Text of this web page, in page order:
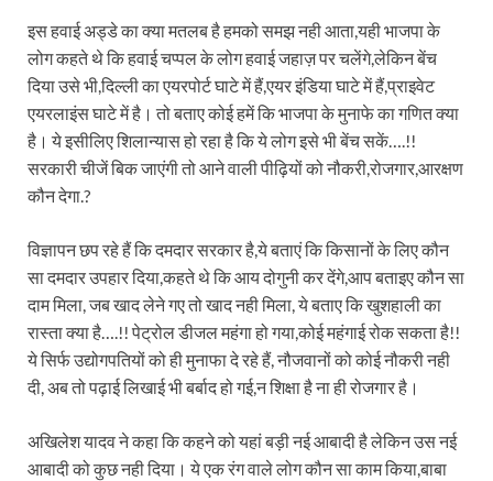
9New Sectoral Policy: 9 नई सेक्टोरल पॉलिसी, एक
संयुक्त निदेशक के एस चौहान ने मुख्यमंत्री को भेंट की अपनी
New haryana Industrial Policy: मुख्यमंत्री नायब सिंह
Baster’s New Picture: बस्तर की नई तस्वीर: मैदान में
Modern Composite Sleepers: एआई की मदद से ट्रैक
Char Dham Yatra Action Plan: चारधाम यात्रा-
Katra Banihal Special Train: कटरा – बनिहाल के
Aerial Survey: सीएम योगी के निर्देश पर उप मुख्यमंत्री व
Big Blueprint for Bastar: बस्तर के लिए बड़ा ब्लूप्रिंट:
इस हवाई अड्डे का क्या मतलब है हमको समझ नही आता,यही भाजपा के
लोग कहते थे कि हवाई चप्पल के लोग हवाई जहाज़ पर चलेंगे,लेकिन बेंच
दिया उसे भी,दिल्ली का एयरपोर्ट घाटे में हैं,एयर इंडिया घाटे में हैं,प्राइवेट
एयरलाइंस घाटे में है। तो बताए कोई हमें कि भाजपा के मुनाफे का गणित क्या
है। ये इसीलिए शिलान्यास हो रहा है कि ये लोग इसे भी बेंच सकें….!!
सरकारी चीजें बिक जाएंगी तो आने वाली पीढ़ियों को नौकरी,रोजगार,आरक्षण
कौन देगा.?
विज्ञापन छप रहे हैं कि दमदार सरकार है,ये बताएं कि किसानों के लिए कौन
सा दमदार उपहार दिया,कहते थे कि आय दोगुनी कर देंगे,आप बताइए कौन सा
दाम मिला, जब खाद लेने गए तो खाद नही मिला, ये बताए कि खुशहाली का
रास्ता क्या है….!! पेट्रोल डीजल महंगा हो गया,कोई महंगाई रोक सकता है!!
ये सिर्फ उद्योगपतियों को ही मुनाफा दे रहे हैं, नौजवानों को कोई नौकरी नही
दी, अब तो पढ़ाई लिखाई भी बर्बाद हो गई,न शिक्षा है ना ही रोजगार है।
अखिलेश यादव ने कहा कि कहने को यहां बड़ी नई आबादी है लेकिन उस नई
आबादी को कुछ नही दिया। ये एक रंग वाले लोग कौन सा काम किया,बाबा